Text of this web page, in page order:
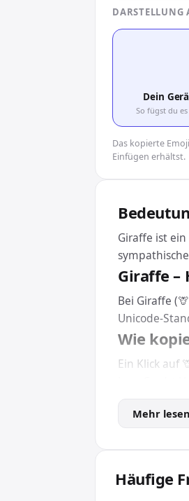
DARSTELLUNG
Dein
So fügst du es
Das kopierte
Einfügen erhältst.
Giraffe ist
Giraffe –
Bei Giraffe
Unicode-
Wie
Ein Klick auf
Eine
das Emoji
Wofür
Mehr lesen
Häufige